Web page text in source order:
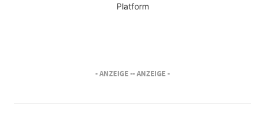
Platform
- ANZEIGE -- ANZEIGE -